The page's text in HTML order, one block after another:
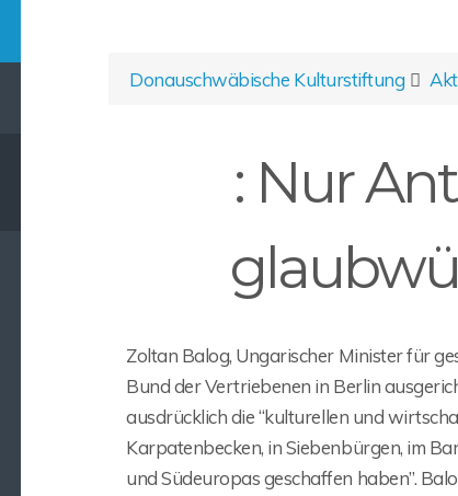
Donauschwäbische Kulturstiftung
: Nur
Zoltan Balog, Ungarischer Minister für
Bund der Vertriebenen in Berlin
ausdrücklich die “kulturellen und
Karpatenbecken, in Siebenbürgen, im
und Südeuropas geschaffen haben”.